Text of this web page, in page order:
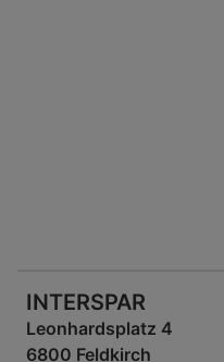
INTERSPAR
Leonhardsplatz 4
6800 Feldkirch